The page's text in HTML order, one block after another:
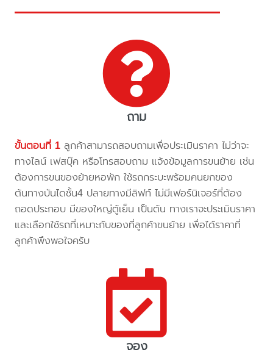
ถาม
ขั้นตอนที่ 1 ลูกค้าสามารถสอบถามเพื่อประเมินราคา ไม่ว่าจะ
ทางไลน์ เฟสบุ๊ค หรือโทรสอบถาม แจ้งข้อมูลการขนย้าย เช่น
ต้องการขนของย้ายหอพัก ใช้รถกระบะพร้อมคนยกของ
ต้นทางบันไดชั้น4 ปลายทางมีลิฟท์ ไม่มีเฟอร์นิเจอร์ที่ต้อง
ถอดประกอบ มีของใหญ่ตู้เย็น เป็นต้น ทางเราจะประเมินราคา
และเลือกใช้รถที่เหมาะกับของที่ลูกค้าขนย้าย เพื่อได้ราคาที่
ลูกค้าพึงพอใจครับ
จอง